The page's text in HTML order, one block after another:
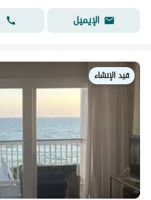
الإيميل
قيد الإنشاء